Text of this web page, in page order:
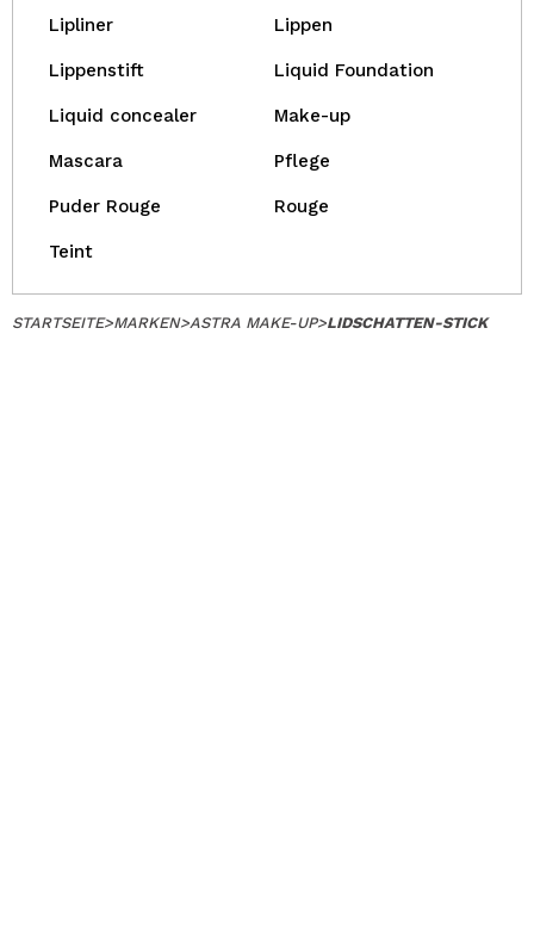
Lipliner Lippen
Lippenstift Liquid Foundation
Liquid concealer Make-up
Mascara Pflege
Puder Rouge Rouge
Teint
STARTSEITE>MARKEN>ASTRA MAKE-UP>LIDSCHATTEN-STICK